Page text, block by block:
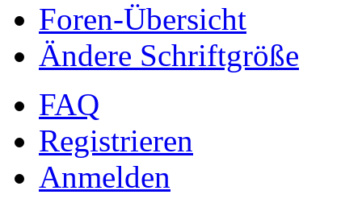
Foren-Übersicht
Ändere Schriftgröße
FAQ
Registrieren
Anmelden